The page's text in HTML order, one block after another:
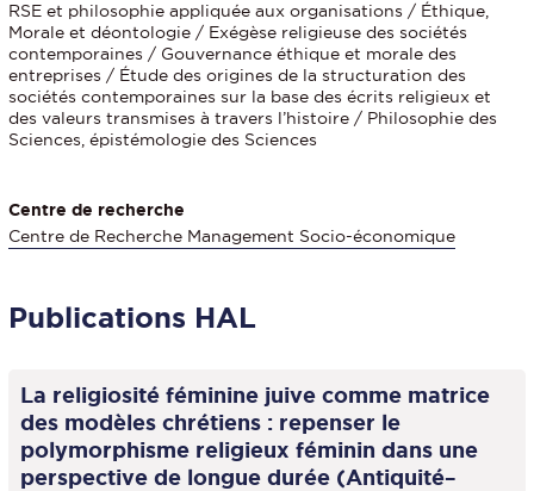
RSE et philosophie appliquée aux organisations / Éthique,
Morale et déontologie / Exégèse religieuse des sociétés
contemporaines / Gouvernance éthique et morale des
entreprises / Étude des origines de la structuration des
sociétés contemporaines sur la base des écrits religieux et
des valeurs transmises à travers l’histoire / Philosophie des
Sciences, épistémologie des Sciences
Centre de recherche
Centre de Recherche Management Socio-économique
Publications HAL
La religiosité féminine juive comme matrice
des modèles chrétiens : repenser le
polymorphisme religieux féminin dans une
perspective de longue durée (Antiquité–